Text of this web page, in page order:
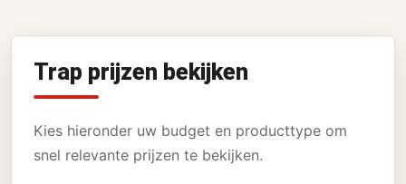
Trap prijzen bekijken
Kies hieronder uw budget en producttype om
snel relevante prijzen te bekijken.